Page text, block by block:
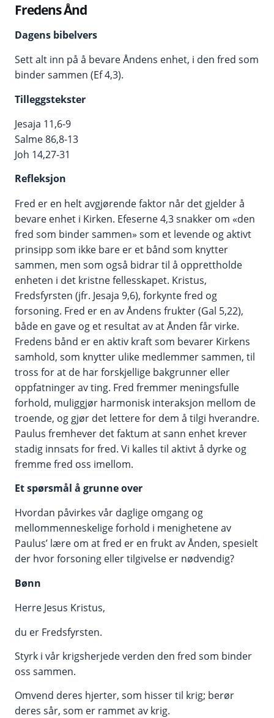
Fredens Ånd
Dagens bibelvers
Sett alt inn på å bevare Åndens enhet, i den fred som
binder sammen (Ef 4,3).
Tilleggstekster
Jesaja 11,6-9
Salme 86,8-13
Joh 14,27-31
Refleksjon
Fred er en helt avgjørende faktor når det gjelder å
bevare enhet i Kirken. Efeserne 4,3 snakker om «den
fred som binder sammen» som et levende og aktivt
prinsipp som ikke bare er et bånd som knytter
sammen, men som også bidrar til å opprettholde
enheten i det kristne fellesskapet. Kristus,
Fredsfyrsten (jfr. Jesaja 9,6), forkynte fred og
forsoning. Fred er en av Åndens frukter (Gal 5,22),
både en gave og et resultat av at Ånden får virke.
Fredens bånd er en aktiv kraft som bevarer Kirkens
samhold, som knytter ulike medlemmer sammen, til
tross for at de har forskjellige bakgrunner eller
oppfatninger av ting. Fred fremmer meningsfulle
forhold, muliggjør harmonisk interaksjon mellom de
troende, og gjør det lettere for dem å tilgi hverandre.
Paulus fremhever det faktum at sann enhet krever
stadig innsats for fred. Vi kalles til aktivt å dyrke og
fremme fred oss imellom.
Et spørsmål å grunne over
Hvordan påvirkes vår daglige omgang og
mellommenneskelige forhold i menighetene av
Paulus’ lære om at fred er en frukt av Ånden, spesielt
der hvor forsoning eller tilgivelse er nødvendig?
Bønn
Herre Jesus Kristus,
du er Fredsfyrsten.
Styrk i vår krigsherjede verden den fred som binder
oss sammen.
Omvend deres hjerter, som hisser til krig; berør
deres sår, som er rammet av krig.